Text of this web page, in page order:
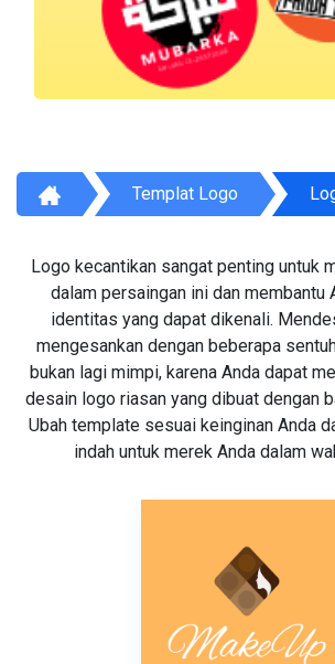
Templat Logo
Logo kecantikan sangat penting untuk
dalam persaingan ini dan membantu
identitas yang dapat dikenali.
mengesankan dengan beberapa
bukan lagi mimpi, karena Anda dapat
desain logo riasan yang dibuat dengan
Ubah template sesuai keinginan Anda
indah untuk merek Anda dalam